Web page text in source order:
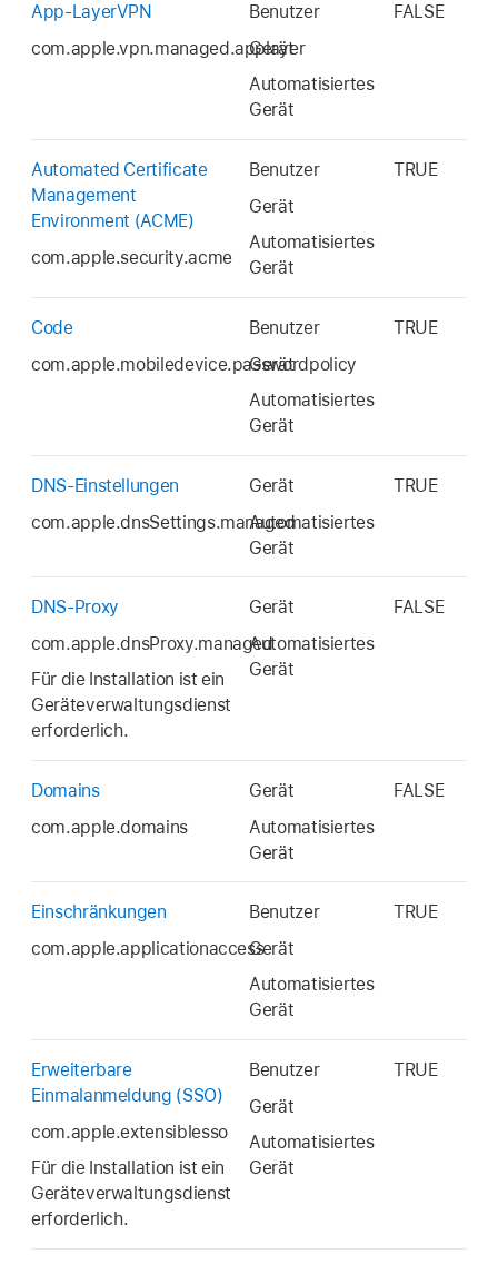
App-LayerVPN
com.apple.vpn.managed.applayer
Benutzer
Gerät
Automatisiertes
Gerät
FALSE
Automated Certificate
Management
Environment (ACME)
com.apple.security.acme
Benutzer
Gerät
Automatisiertes
Gerät
TRUE
Code
com.apple.mobiledevice.passwordpolicy
Benutzer
Gerät
Automatisiertes
Gerät
TRUE
DNS-Einstellungen
com.apple.dnsSettings.managed
Gerät
Automatisiertes
Gerät
TRUE
DNS-Proxy
com.apple.dnsProxy.managed
Für die Installation ist ein
Geräteverwaltungsdienst
erforderlich.
Gerät
Automatisiertes
Gerät
FALSE
Domains
com.apple.domains
Gerät
Automatisiertes
Gerät
FALSE
Einschränkungen
com.apple.applicationaccess
Benutzer
Gerät
Automatisiertes
Gerät
TRUE
Erweiterbare
Einmalanmeldung (SSO)
com.apple.extensiblesso
Für die Installation ist ein
Geräteverwaltungsdienst
erforderlich.
Benutzer
Gerät
Automatisiertes
Gerät
TRUE